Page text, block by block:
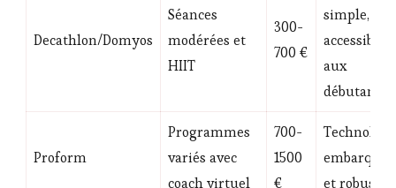
Decathlon/Domyos
Séances
modérées et
HIIT
300-
700 €
simple,
accessible
aux
débutants
Proform
Programmes
variés avec
coach virtuel
700-
1500
€
et